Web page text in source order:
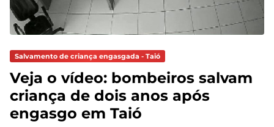
Salvamento de criança engasgada - Taió
Veja o vídeo: bombeiros salvam
criança de dois anos após
engasgo em Taió